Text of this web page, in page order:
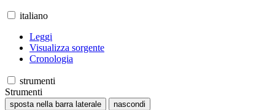
italiano
Leggi
Visualizza sorgente
Cronologia
strumenti
Strumenti
sposta nella barra laterale nascondi